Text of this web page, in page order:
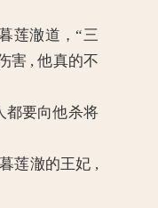
莲澈道，“三
害 , 他真的不
都要向他杀将
莲澈的王妃 ,